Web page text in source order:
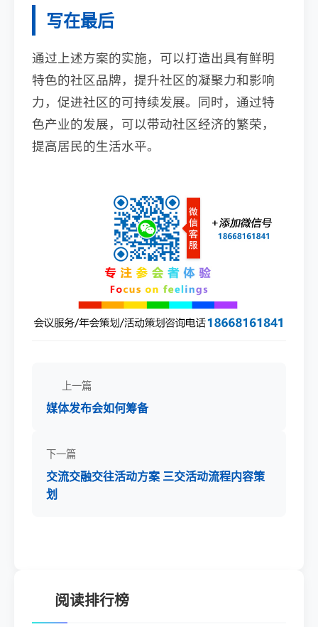
写在最后
通过上述方案的实施，可以打造出具有鲜明
特色的社区品牌，提升社区的凝聚力和影响
力，促进社区的可持续发展。同时，通过特
色产业的发展，可以带动社区经济的繁荣，
提高居民的生活水平。
上一篇
媒体发布会如何筹备
下一篇
交流交融交往活动方案 三交活动流程内容策
划
阅读排行榜